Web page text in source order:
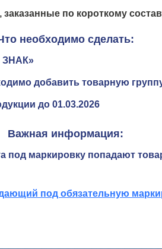
по короткому
необходимо сделать:
ЗНАК»
добавить товарную
до 01.03.2026
Важная информация:
под маркировку попадают
под обязательную